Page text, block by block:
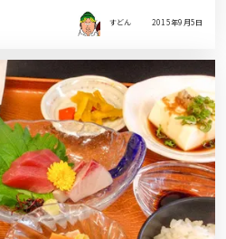
すどん 2015年9月5日